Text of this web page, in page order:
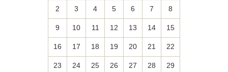
2 3 4 5 6 7 8
9 10 11 12 13 14 15
16 17 18 19 20 21 22
23 24 25 26 27 28 29